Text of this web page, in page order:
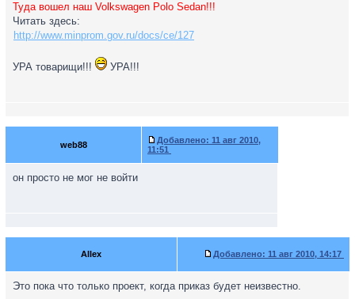
Туда вошел наш Volkswagen Polo Sedan!!!
Читать здесь:
http://www.minprom.gov.ru/docs/ce/127
УРА товарищи!!! УРА!!!
web88 Добавлено: 11 авг 2010,
11:51
он просто не мог не войти
Allex Добавлено: 11 авг 2010, 14:17
Это пока что только проект, когда приказ будет неизвестно.